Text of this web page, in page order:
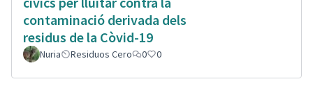
contaminació derivada dels
residus de la Còvid-19
Nuria Residuos Cero 0 0